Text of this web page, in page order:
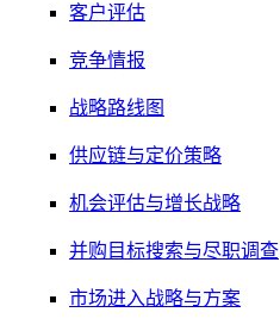
客户评估
竞争情报
战略路线图
供应链与定价策略
机会评估与增长战略
并购目标搜索与尽职调查
市场进入战略与方案